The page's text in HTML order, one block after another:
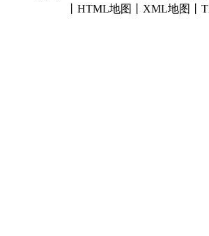
HTML地图 XML地图